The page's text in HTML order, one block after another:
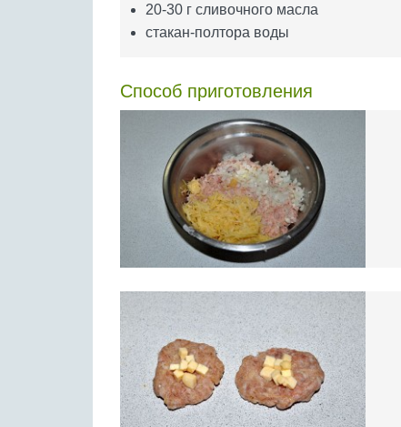
20-30 г сливочного масла
стакан-полтора воды
Способ приготовления